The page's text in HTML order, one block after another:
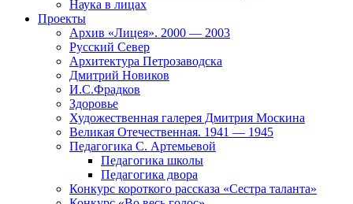
Наука в лицах
Проекты
Архив «Лицея». 2000 — 2003
Русский Север
Архитектура Петрозаводска
Дмитрий Новиков
И.С.Фрадков
Здоровье
Художественная галерея Дмитрия Москина
Великая Отечественная. 1941 — 1945
Педагогика С. Артемьевой
Педагогика школы
Педагогика двора
Конкурс короткого рассказа «Сестра таланта»